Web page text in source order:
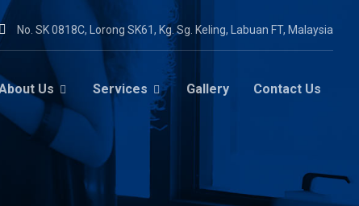
No. SK 0818C, Lorong SK61, Kg. Sg. Keling, Labuan FT, Malaysia
Us Services Gallery Contact Us